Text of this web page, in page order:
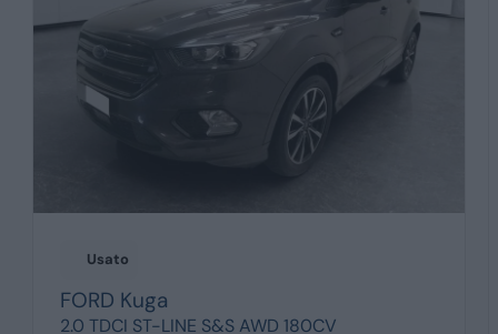
Usato
FORD Kuga
2.0 TDCI ST-LINE S&S AWD 180CV